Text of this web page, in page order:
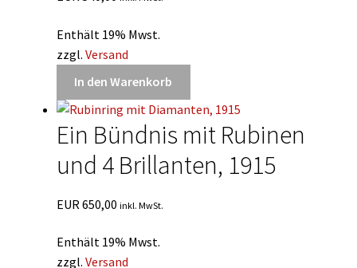
Enthält 19% Mwst.
zzgl. Versand
In den Warenkorb
Ein Bündnis mit Rubinen
und 4 Brillanten, 1915
EUR 650,00 inkl. MwSt.
Enthält 19% Mwst.
zzgl. Versand